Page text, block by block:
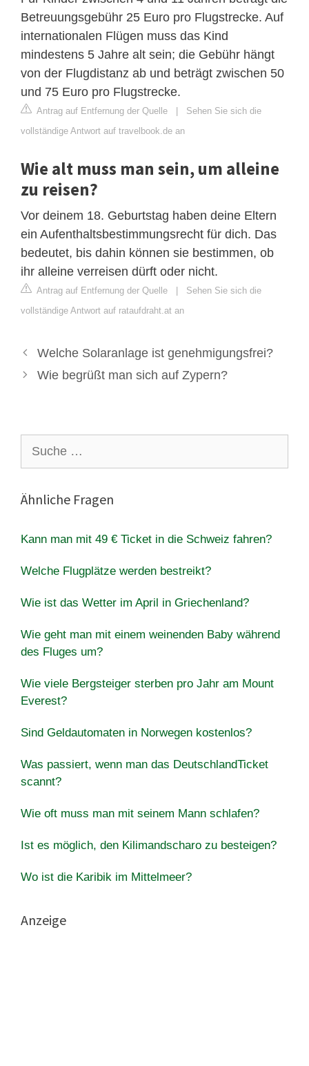
Betreuungsgebühr 25 Euro pro Flugstrecke. Auf
internationalen Flügen muss das Kind
mindestens 5 Jahre alt sein; die Gebühr hängt
von der Flugdistanz ab und beträgt zwischen 50
und 75 Euro pro Flugstrecke.
Antrag auf Entfernung der Quelle | Sehen Sie sich die
vollständige Antwort auf travelbook.de an
Wie alt muss man sein, um alleine
zu reisen?
Vor deinem 18. Geburtstag haben deine Eltern
ein Aufenthaltsbestimmungsrecht für dich. Das
bedeutet, bis dahin können sie bestimmen, ob
ihr alleine verreisen dürft oder nicht.
Antrag auf Entfernung der Quelle | Sehen Sie sich die
vollständige Antwort auf rataufdraht.at an
Welche Solaranlage ist genehmigungsfrei?
Wie begrüßt man sich auf Zypern?
nach:
Ähnliche Fragen
Kann man mit 49 € Ticket in die Schweiz fahren?
Welche Flugplätze werden bestreikt?
Wie ist das Wetter im April in Griechenland?
Wie geht man mit einem weinenden Baby während
des Fluges um?
Wie viele Bergsteiger sterben pro Jahr am Mount
Everest?
Sind Geldautomaten in Norwegen kostenlos?
Was passiert, wenn man das DeutschlandTicket
scannt?
Wie oft muss man mit seinem Mann schlafen?
Ist es möglich, den Kilimandscharo zu besteigen?
Wo ist die Karibik im Mittelmeer?
Anzeige